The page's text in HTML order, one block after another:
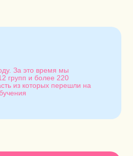
За это время мы
групп и более 220
из которых перешли на